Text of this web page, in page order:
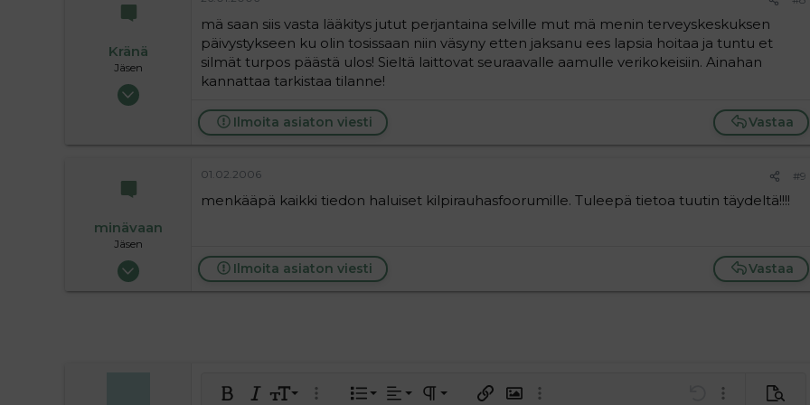
Kränä
Jäsen
13.01.2006
mä saan siis vasta lääkitys jutut perjantaina selville mut mä menin terveyskeskuksen
päivystykseen ku olin tosissaan niin väsyny etten jaksanu ees lapsia hoitaa ja tuntu et
silmät turpos päästä ulos! Sieltä laittovat seuraavalle aamulle verikokeisiin. Ainahan
kannattaa tarkistaa tilanne!
Vastaa
Ilmoita asiaton viesti
minävaan
Jäsen
27.06.2004
01.02.2006 #9
menkääpä kaikki tiedon haluiset kilpirauhasfoorumille. Tuleepä tietoa tuutin täydeltä!!!!
Vastaa
Ilmoita asiaton viesti
LihavoituKursivoitu
Fontin koko
9
Laajennettuun editoriin…
Lista
Järjestetty lista
Tasaus
Tasaa vasemmalle
Paragraph format
Normal Lisää hyperlinkki
Lisää kuvaLaajennettuun editoriin… Kumoa